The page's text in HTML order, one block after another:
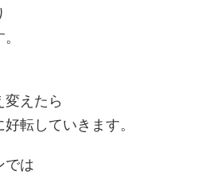
変えたら
転していきます。
では